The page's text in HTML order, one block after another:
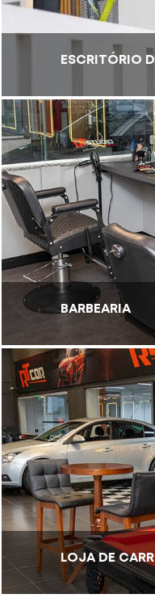
ESCRITÓRIO
BARBEARIA
LOJA DE